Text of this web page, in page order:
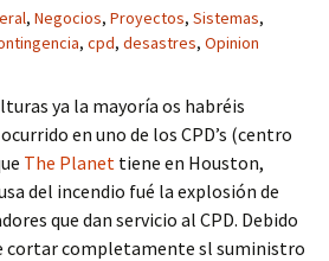
, Negocios, Proyectos, Sistemas,
, cpd, desastres, Opinion
ya la mayoría os habréis
en uno de los CPD’s (centro
The Planet tiene en Houston,
del incendio fué la explosión de
que dan servicio al CPD. Debido
cortar completamente sl suministro